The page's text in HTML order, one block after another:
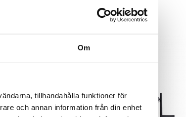
Om
tillhandahålla funktioner för
och annan information från din enhet